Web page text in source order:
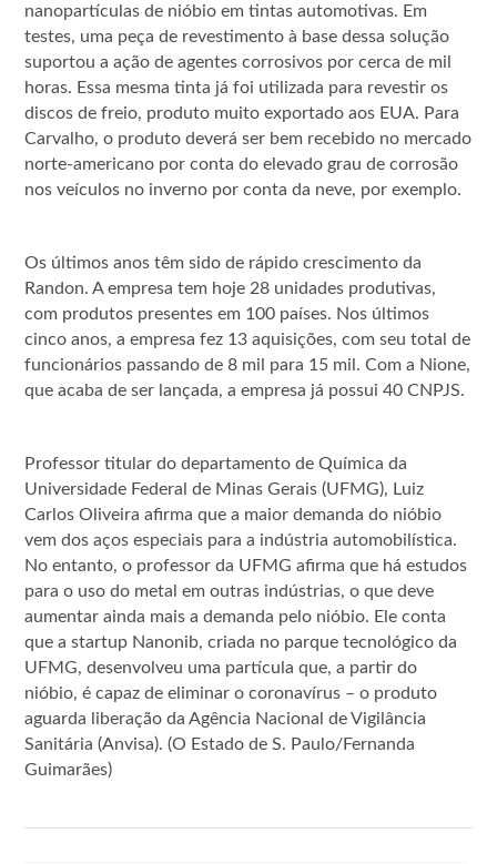
nanopartículas de nióbio em tintas automotivas. Em
testes, uma peça de revestimento à base dessa solução
suportou a ação de agentes corrosivos por cerca de mil
horas. Essa mesma tinta já foi utilizada para revestir os
discos de freio, produto muito exportado aos EUA. Para
Carvalho, o produto deverá ser bem recebido no mercado
norte-americano por conta do elevado grau de corrosão
nos veículos no inverno por conta da neve, por exemplo.
Os últimos anos têm sido de rápido crescimento da
Randon. A empresa tem hoje 28 unidades produtivas,
com produtos presentes em 100 países. Nos últimos
cinco anos, a empresa fez 13 aquisições, com seu total de
funcionários passando de 8 mil para 15 mil. Com a Nione,
que acaba de ser lançada, a empresa já possui 40 CNPJS.
Professor titular do departamento de Química da
Universidade Federal de Minas Gerais (UFMG), Luiz
Carlos Oliveira afirma que a maior demanda do nióbio
vem dos aços especiais para a indústria automobilística.
No entanto, o professor da UFMG afirma que há estudos
para o uso do metal em outras indústrias, o que deve
aumentar ainda mais a demanda pelo nióbio. Ele conta
que a startup Nanonib, criada no parque tecnológico da
UFMG, desenvolveu uma partícula que, a partir do
nióbio, é capaz de eliminar o coronavírus – o produto
aguarda liberação da Agência Nacional de Vigilância
Sanitária (Anvisa). (O Estado de S. Paulo/Fernanda
Guimarães)